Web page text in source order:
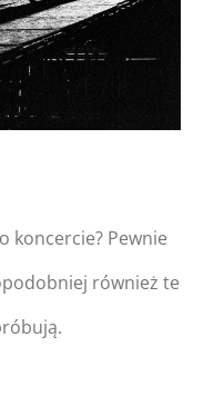
to access
null in
Avada/
koncercie? Pewnie
również te